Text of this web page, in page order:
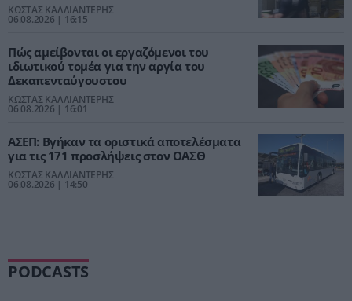
ΚΩΣΤΑΣ ΚΑΛΛΙΑΝΤΕΡΗΣ
06.08.2026 | 16:15
Πώς αμείβονται οι εργαζόμενοι του
ιδιωτικού τομέα για την αργία του
Δεκαπενταύγουστου
ΚΩΣΤΑΣ ΚΑΛΛΙΑΝΤΕΡΗΣ
06.08.2026 | 16:01
ΑΣΕΠ: Βγήκαν τα οριστικά αποτελέσματα
για τις 171 προσλήψεις στον ΟΑΣΘ
ΚΩΣΤΑΣ ΚΑΛΛΙΑΝΤΕΡΗΣ
06.08.2026 | 14:50
PODCASTS